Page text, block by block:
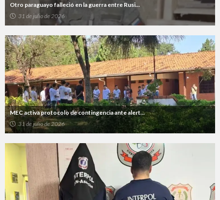
Otro paraguayo falleció en la guerra entre Rusi...
31 de julio de 2026
MEC activa protocolo de contingencia ante alert...
31 de julio de 2026